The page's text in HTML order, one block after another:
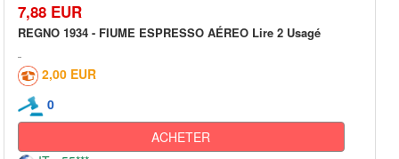
7,88 EUR
REGNO 1934 - FIUME ESPRESSO AÉREO Lire 2 Usagé
2,00 EUR
0
ACHETER